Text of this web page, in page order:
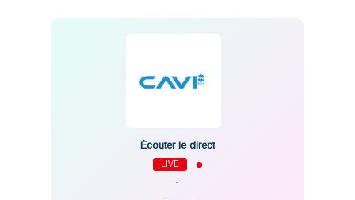
Écouter le direct
LIVE